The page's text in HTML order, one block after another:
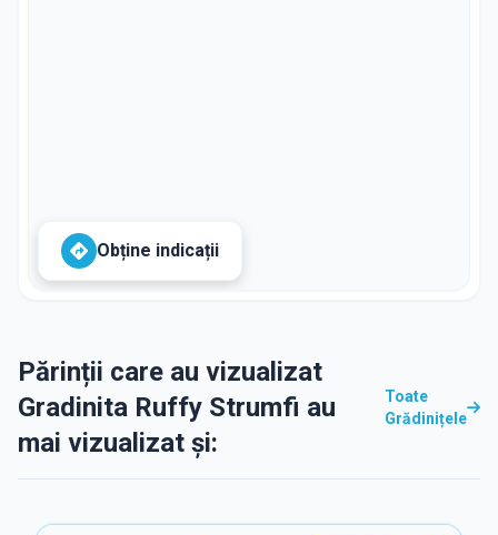
Obține indicații
Părinții care au vizualizat
Gradinita Ruffy Strumfi au
mai vizualizat și:
Toate
Grădinițele